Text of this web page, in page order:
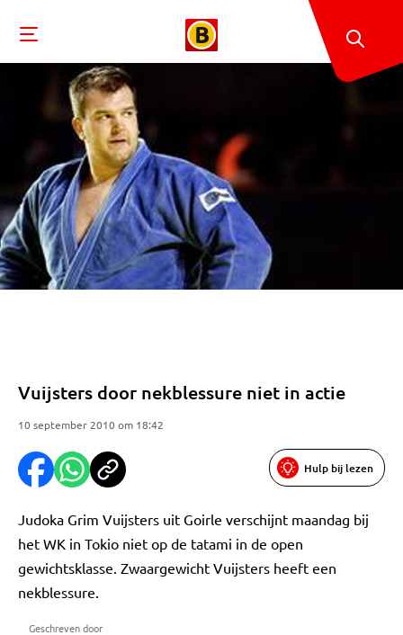
Vuijsters door nekblessure niet in actie
10 september 2010 om 18:42
Hulp bij lezen
Judoka Grim Vuijsters uit Goirle verschijnt maandag bij
het WK in Tokio niet op de tatami in de open
gewichtsklasse. Zwaargewicht Vuijsters heeft een
nekblessure.
Geschreven door